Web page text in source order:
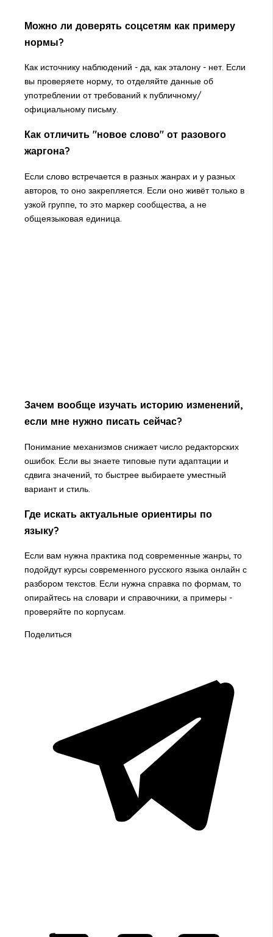
Можно ли доверять соцсетям как примеру
нормы?
Как источнику наблюдений - да, как эталону - нет. Если
вы проверяете норму, то отделяйте данные об
употреблении от требований к публичному/
официальному письму.
Как отличить "новое слово" от разового
жаргона?
Если слово встречается в разных жанрах и у разных
авторов, то оно закрепляется. Если оно живёт только в
узкой группе, то это маркер сообщества, а не
общеязыковая единица.
Зачем вообще изучать историю изменений,
если мне нужно писать сейчас?
Понимание механизмов снижает число редакторских
ошибок. Если вы знаете типовые пути адаптации и
сдвига значений, то быстрее выбираете уместный
вариант и стиль.
Где искать актуальные ориентиры по
языку?
Если вам нужна практика под современные жанры, то
подойдут курсы современного русского языка онлайн с
разбором текстов. Если нужна справка по формам, то
опирайтесь на словари и справочники, а примеры -
проверяйте по корпусам.
Поделиться